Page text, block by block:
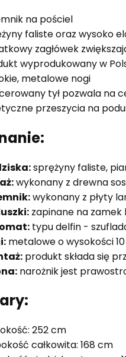
na pościel
faliste oraz wysoko
zagłówek
wyprodukowany w
metalowe nogi
tył pozwala na
przeszycia na
sprężyny faliste,
wykonany z drewna
wykonany z płyty
zapinane na zamek
typu delfin -
metalowe o wysokości
produkt składa się
narożnik jest
252 cm
całkowita: 168 cm